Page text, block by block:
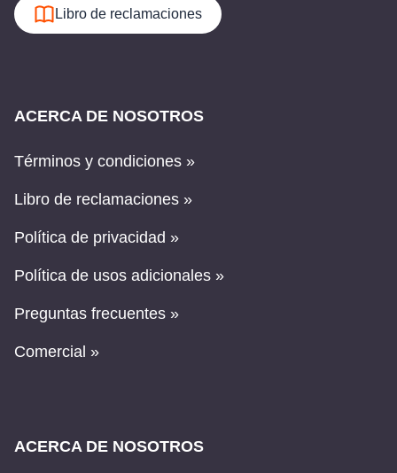
Libro de reclamaciones
ACERCA DE NOSOTROS
Términos y condiciones »
Libro de reclamaciones »
Política de privacidad »
Política de usos adicionales »
Preguntas frecuentes »
Comercial »
ACERCA DE NOSOTROS